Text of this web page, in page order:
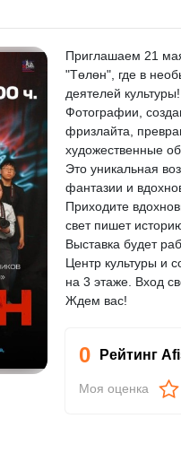
Приглашаем 21
"Төлөн", где в
деятелей культуры!
Фотографии,
фризлайта,
художественные
Это уникальная
фантазии и
Приходите
свет пишет
Выставка будет
Центр культуры и
на 3 этаже. Вход
Ждем вас!
0 Рейтинг
Моя оценка